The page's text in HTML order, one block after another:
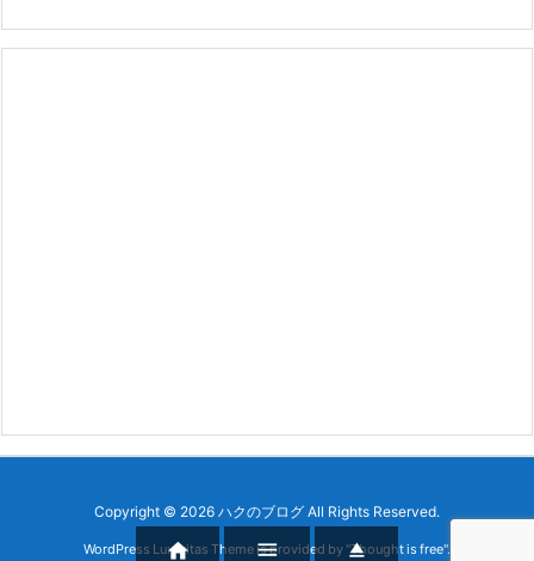
Copyright © 2026 ハクのブログ All Rights Reserved.
WordPress Luxeritas Theme is provided by "Thought is free".
  